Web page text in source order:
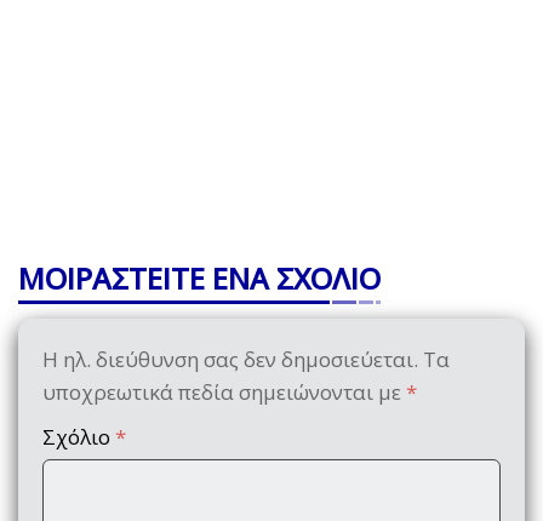
ΜΟΙΡΑΣΤΕΙΤΕ ΕΝΑ ΣΧΟΛΙΟ
Η ηλ. διεύθυνση σας δεν δημοσιεύεται. Τα
υποχρεωτικά πεδία σημειώνονται με *
Σχόλιο *